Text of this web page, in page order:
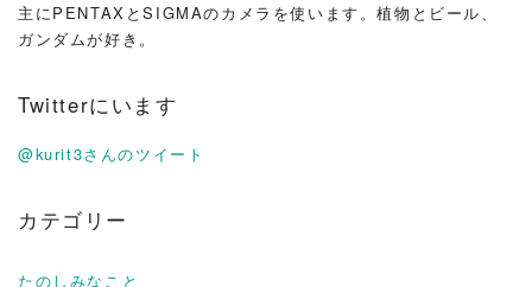
主にPENTAXとSIGMAのカメラを使います。植物とビール、
ガンダムが好き。
Twitterにいます
@kurit3さんのツイート
カテゴリー
たのしみなこと